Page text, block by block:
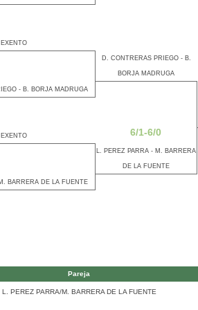
EXENTO
D. CONTRERAS PRIEGO - B.
BORJA MADRUGA
- B. BORJA MADRUGA
6/1-6/0
EXENTO
L. PEREZ PARRA - M. BARRERA
DE LA FUENTE
BARRERA DE LA FUENTE
Pareja
L. PEREZ PARRA/M. BARRERA DE LA FUENTE